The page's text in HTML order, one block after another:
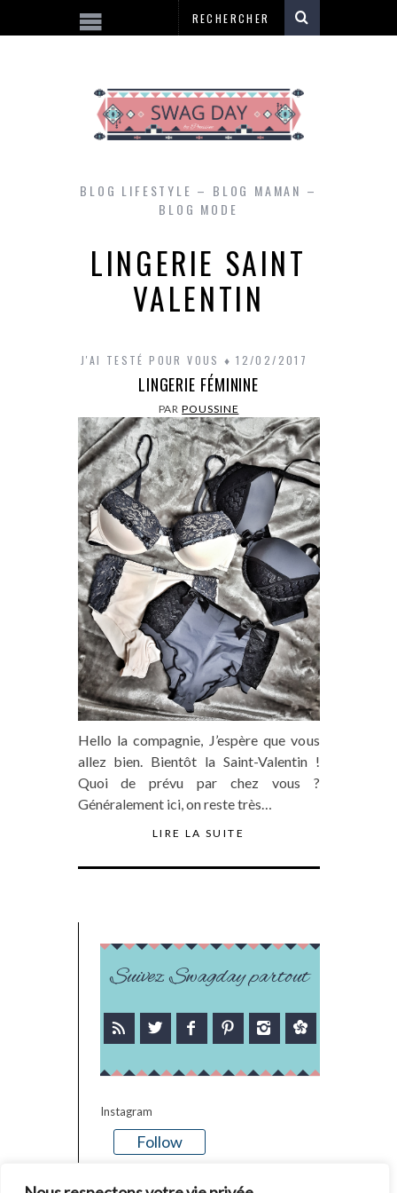
BLOG LIFESTYLE – BLOG MAMAN –
BLOG MODE
LINGERIE SAINT
VALENTIN
J'AI TESTÉ POUR VOUS 12/02/2017
LINGERIE FÉMININE
PARPOUSSINE
Hello la compagnie, J’espère que vous
allez bien. Bientôt la Saint-Valentin !
Quoi de prévu par chez vous ?
Généralement ici, on reste très…
LIRE LA SUITE
Suivez Swagday partout
Instagram
Follow